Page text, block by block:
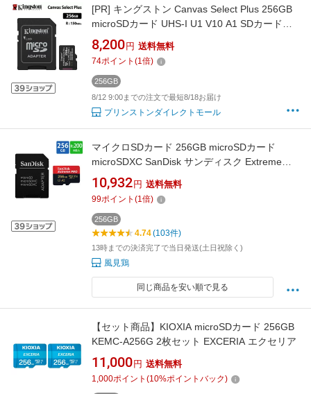
[PR] キングストン Canvas Select Plus 256GB
microSDカード UHS-I U1 V10 A1 SDカードア
ダプタ付 SDCS3/256GB Kingston microSD マ
イクロSD switch スイッチ ニンテンドースイッ
チ スマホ デジカメ メーカー製品寿命期間保証
国内正規品 キャンセル不可
8,200 円 送料無料
74ポイント (1倍)
256GB
8/12 9:00までの注文で最短8/18お届け
プリンストンダイレクトモール
マイクロSDカード 256GB microSDカード
microSDXC SanDisk サンディスク Extreme
PRO Class10 UHS-I U3 V30 A2 R:200MB/s
W:140MB/s Nintendo Switch動作確認済 SDアダ
プタ付 海外リテール SDSQXCD-256G-GN6MA
◆メ
10,932 円 送料無料
99ポイント (1倍)
256GB
4.74(103件)
13時までの決済完了で当日発送(土日祝除く)
風見鶏
同じ商品を安い順で見る
【セット商品】KIOXIA microSDカード 256GB
KEMC-A256G 2枚セット EXCERIA エクセリア
11,000 円 送料無料
1,000ポイント (10%ポイントバック)